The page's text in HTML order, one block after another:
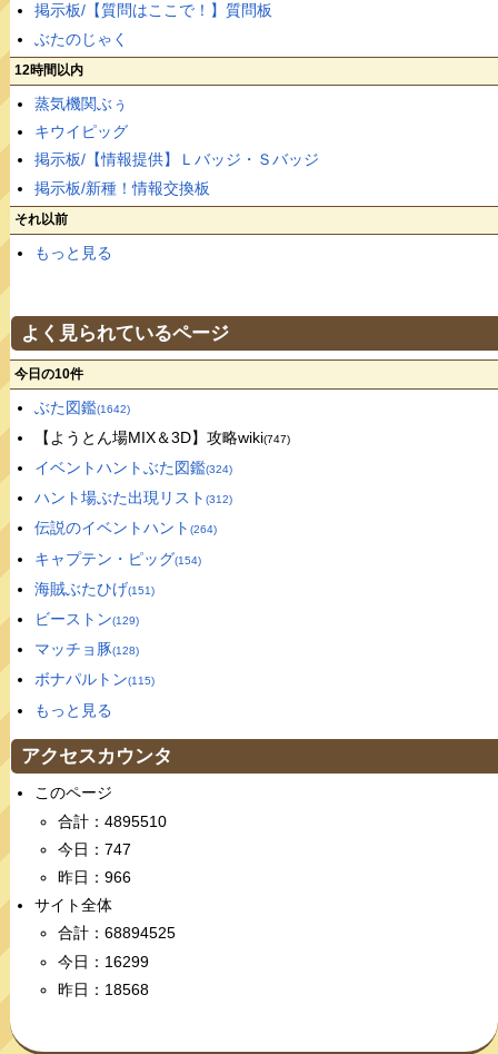
掲示板/【質問はここで！】質問板
ぶたのじゃく
12時間以内
蒸気機関ぶぅ
キウイピッグ
掲示板/【情報提供】Ｌバッジ・Ｓバッジ
掲示板/新種！情報交換板
それ以前
もっと見る
よく見られているページ
今日の10件
ぶた図鑑(1642)
【ようとん場MIX＆3D】攻略wiki(747)
イベントハントぶた図鑑(324)
ハント場ぶた出現リスト (312)
伝説のイベントハント (264)
キャプテン・ピッグ(154)
海賊ぶたひげ(151)
ビーストン(129)
マッチョ豚(128)
ボナパルトン(115)
もっと見る
アクセスカウンタ
このページ
合計：4895510
今日：747
昨日：966
サイト全体
合計：68894525
今日：16299
昨日：18568